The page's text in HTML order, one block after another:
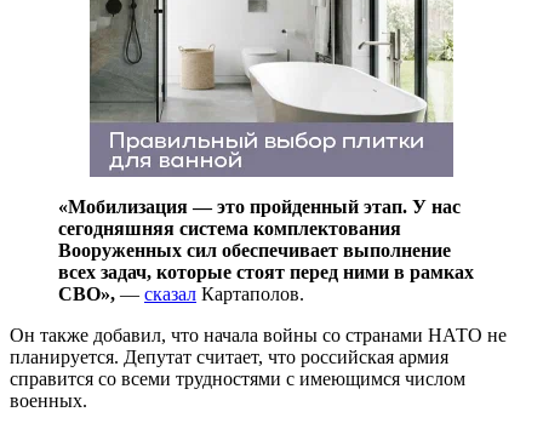
«Мобилизация — это пройденный этап. У нас
сегодняшняя система комплектования
Вооруженных сил обеспечивает выполнение
всех задач, которые стоят перед ними в рамках
СВО», — сказал Картаполов.
Он также добавил, что начала войны со странами НАТО не
планируется. Депутат считает, что российская армия
справится со всеми трудностями с имеющимся числом
военных.